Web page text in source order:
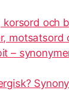
korsord och
motsatsord
–